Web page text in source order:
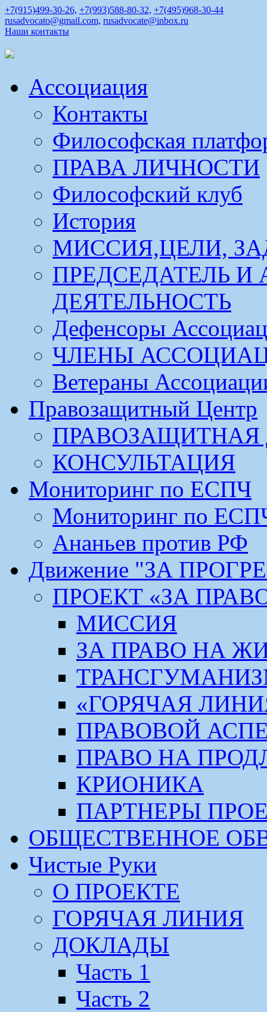
+7(915)499-30-26, +7(993)588-80-32, +7(495)968-30-44
rusadvocato@gmail.com, rusadvocate@inbox.ru
Наши контакты
Ассоциация
Контакты
Философская
ПРАВА ЛИЧНОСТИ
Философский клуб
История
МИССИЯ,ЦЕЛИ,
ПРЕДСЕДАТЕЛЬ И
ДЕЯТЕЛЬНОСТЬ
Дефенсоры
ЧЛЕНЫ
Ветераны
Правозащитный Центр
ПРАВОЗАЩИТНАЯ
КОНСУЛЬТАЦИЯ
Мониторинг по ЕСПЧ
Мониторинг по
Ананьев против РФ
Движение "ЗА
ПРОЕКТ «ЗА
МИССИЯ
ЗА ПРАВО НА
«ГОРЯЧАЯ
ПРАВОВОЙ
ПРАВО НА
КРИОНИКА
ПАРТНЕРЫ
ОБЩЕСТВЕННОЕ
Чистые Руки
О ПРОЕКТЕ
ГОРЯЧАЯ ЛИНИЯ
ДОКЛАДЫ
Часть 1
Часть 2